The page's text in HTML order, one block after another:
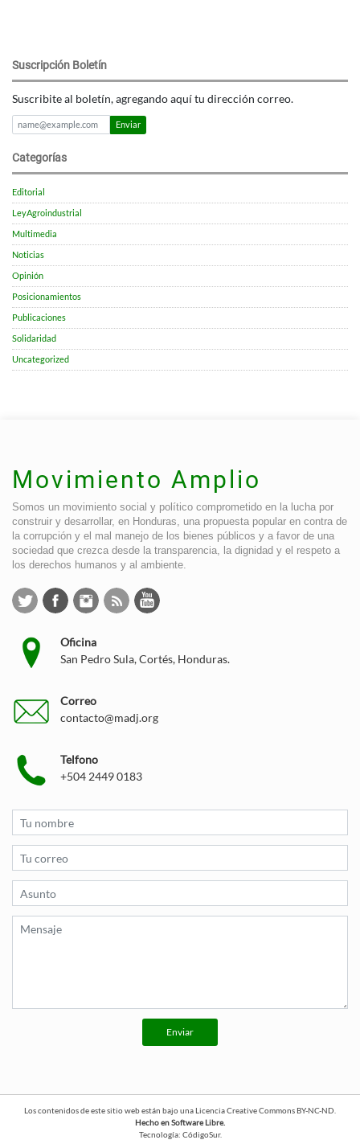
Suscripción Boletín
Suscribite al boletín, agregando aquí tu dirección correo.
Enviar
Categorías
Editorial
LeyAgroindustrial
Multimedia
Noticias
Opinión
Posicionamientos
Publicaciones
Solidaridad
Uncategorized
Movimiento Amplio
Somos un movimiento social y político comprometido en la lucha por
construir y desarrollar, en Honduras, una propuesta popular en contra de
la corrupción y el mal manejo de los bienes públicos y a favor de una
sociedad que crezca desde la transparencia, la dignidad y el respeto a
los derechos humanos y al ambiente.
Oficina
San Pedro Sula, Cortés, Honduras.
Correo
contacto@madj.org
Telfono
+504 2449 0183
Enviar
Los contenidos de este sitio web están bajo unaLicencia Creative Commons BY-NC-ND
Hecho en Software Libre.
Tecnología: CódigoSur.